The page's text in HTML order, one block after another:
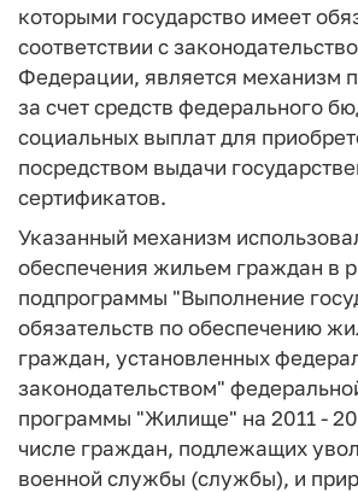
которыми государство имеет
соответствии с
Федерации, является механизм
за счет средств федерального
социальных выплат для
посредством выдачи
сертификатов.
Указанный механизм
обеспечения жильем граждан в
подпрограммы "Выполнение
обязательств по обеспечению
граждан, установленных
законодательством"
программы "Жилище" на 2011 -
числе граждан, подлежащих
военной службы (службы), и